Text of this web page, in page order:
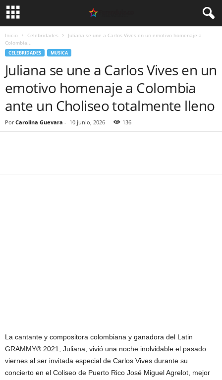
Inicio Celebridades
Juliana se une a Carlos Vives en un emotivo homenaje a
Colombia...
CELEBRIDADES MUSICA
Juliana se une a Carlos Vives en un
emotivo homenaje a Colombia
ante un Choliseo totalmente lleno
Por Carolina Guevara - 10 junio, 2026 136
La cantante y compositora colombiana y ganadora del Latin
GRAMMY® 2021, Juliana, vivió una noche inolvidable el pasado
viernes al ser invitada especial de Carlos Vives durante su
concierto en el Coliseo de Puerto Rico José Miguel Agrelot, mejor